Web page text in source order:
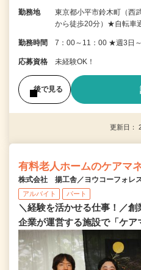
勤務地
東京都小平市鈴木町（西
から徒歩20分）★自転車
勤務時間 7：00～11：00 ★週3日
応募資格 未経験OK！
後で見る
更新日：
有料老人ホームのケアマ
株式会社 揚工舎／ヨウコーフォレ
アルバイト パート
＼経験を活かせる仕事！／
企業が運営する施設で「ケア